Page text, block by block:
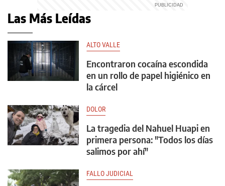
Las Más Leídas
ALTO VALLE
Encontraron cocaína escondida
en un rollo de papel higiénico en
la cárcel
DOLOR
La tragedia del Nahuel Huapi en
primera persona: "Todos los días
salimos por ahí"
FALLO JUDICIAL